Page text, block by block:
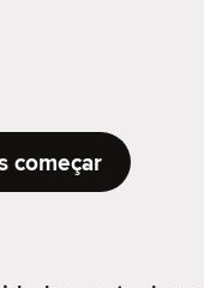
começar